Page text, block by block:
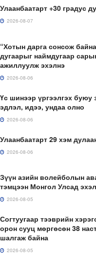
Улаанбаатарт +30 градус
2026-08-07
“Хотын дарга сонсож
дугаарыг наймдугаар
ажиллуулж эхэлнэ
2026-08-06
Үс шинээр үргээлгэх буюу
эдлэл, идээ, ундаа олно
2026-08-06
Улаанбаатарт 29 хэм
2026-08-06
Зүүн азийн волейболын
тэмцээн Монгол Улсад
2026-08-05
Согтуугаар тээврийн
орон сууц мөргөсөн 38
шалгаж байна
2026-08-05